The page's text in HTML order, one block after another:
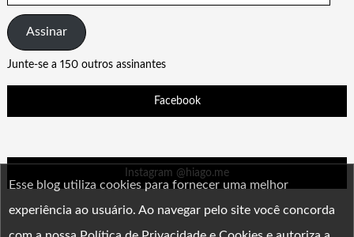
de
e-
mail
Assinar
Junte-se a 150 outros assinantes
Facebook
Instagram @hiago.me
Esse blog utiliza cookies para fornecer uma melhor
experiência ao usuário. Ao navegar pelo site você concorda